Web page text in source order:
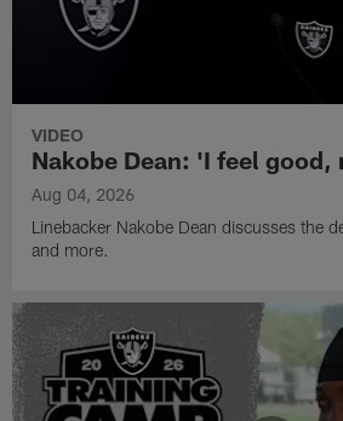
VIDEO
Nakobe Dean: 'I feel good,
Aug 04, 2026
Linebacker Nakobe Dean discusses the
and more.